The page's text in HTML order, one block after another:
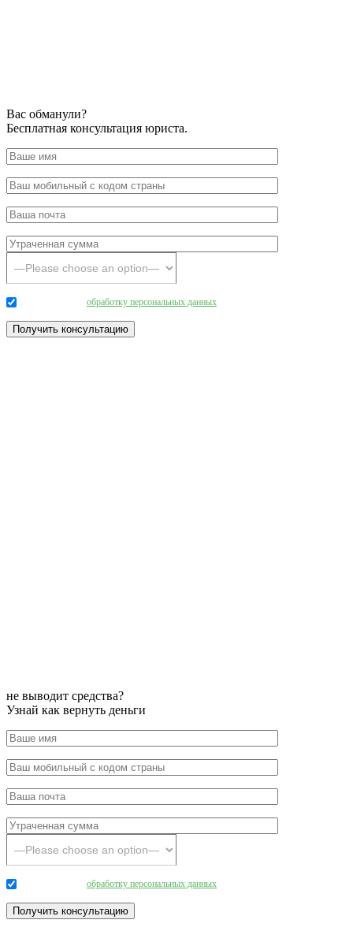
Вас обманули?
Бесплатная консультация юриста.
обработку персональных данных
не выводит средства?
Узнай как вернуть деньги
обработку персональных данных